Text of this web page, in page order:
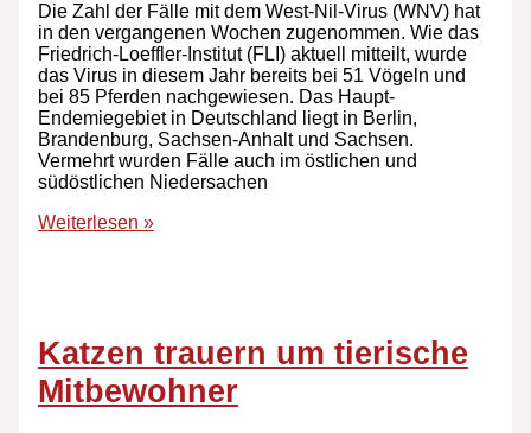
Die Zahl der Fälle mit dem West-Nil-Virus (WNV) hat
in den vergangenen Wochen zugenommen. Wie das
Friedrich-Loeffler-Institut (FLI) aktuell mitteilt, wurde
das Virus in diesem Jahr bereits bei 51 Vögeln und
bei 85 Pferden nachgewiesen. Das Haupt-
Endemiegebiet in Deutschland liegt in Berlin,
Brandenburg, Sachsen-Anhalt und Sachsen.
Vermehrt wurden Fälle auch im östlichen und
südöstlichen Niedersachen
Weiterlesen »
Katzen trauern um tierische
Mitbewohner